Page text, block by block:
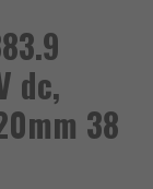
dc,
38